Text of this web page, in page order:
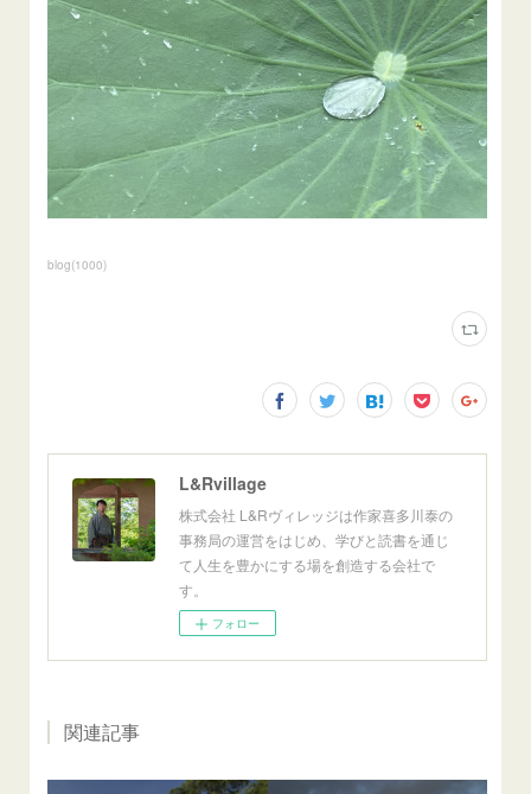
blog(1000)
L&Rvillage
株式会社 L&Rヴィレッジは作家喜多川泰の
事務局の運営をはじめ、学びと読書を通じ
て人生を豊かにする場を創造する会社で
す。
フォロー
関連記事